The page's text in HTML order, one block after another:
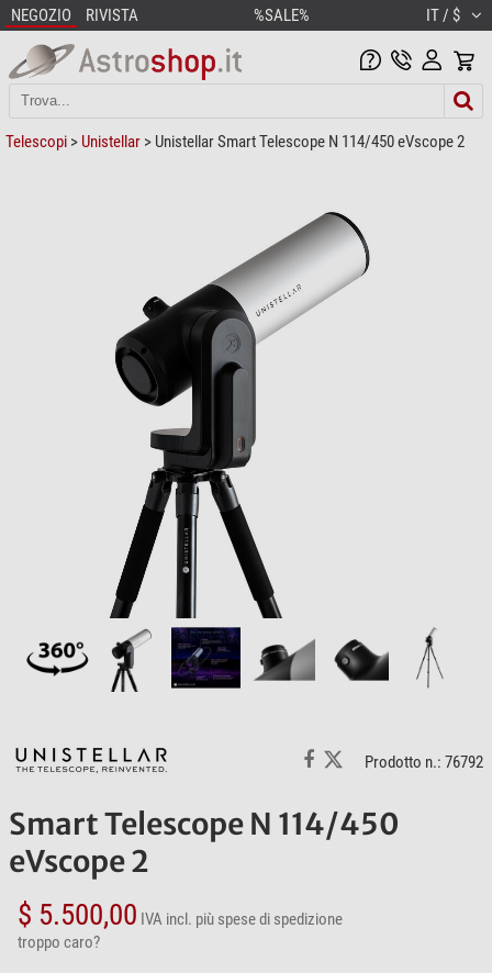
NEGOZIO RIVISTA %SALE% IT / $
Telescopi > Unistellar > Unistellar Smart Telescope N 114/450 eVscope 2
Prodotto n.: 76792
Smart Telescope N 114/450
eVscope 2
$ 5.500,00 IVA incl. più spese di spedizione
troppo caro?